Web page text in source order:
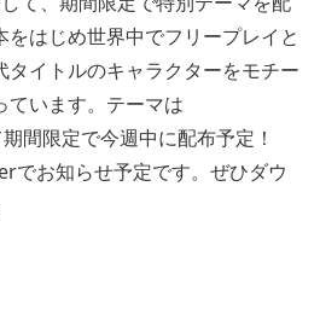
はじめ世界中でフリープレイと
タイトルのキャラクターをモチー
ています。テーマは
間限定で今週中に配布予定！
でお知らせ予定です。ぜひダウ